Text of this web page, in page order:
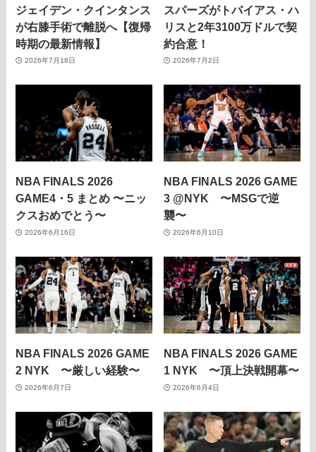
ジェイデン・クインタンス
が右膝手術で離脱へ【復帰
時期の最新情報】
2026年7月18日
スパーズがトバイアス・ハ
リスと2年3100万ドルで契
約合意！
2026年7月2日
NBA FINALS 2026
GAME4・5 まとめ 〜ニッ
クスおめでとう〜
2026年6月16日
NBA FINALS 2026 GAME
3 @NYK 〜MSGで逆
襲〜
2026年6月10日
NBA FINALS 2026 GAME
2 NYK 〜厳しい経験〜
2026年6月7日
NBA FINALS 2026 GAME
1 NYK 〜頂上決戦開幕〜
2026年6月4日